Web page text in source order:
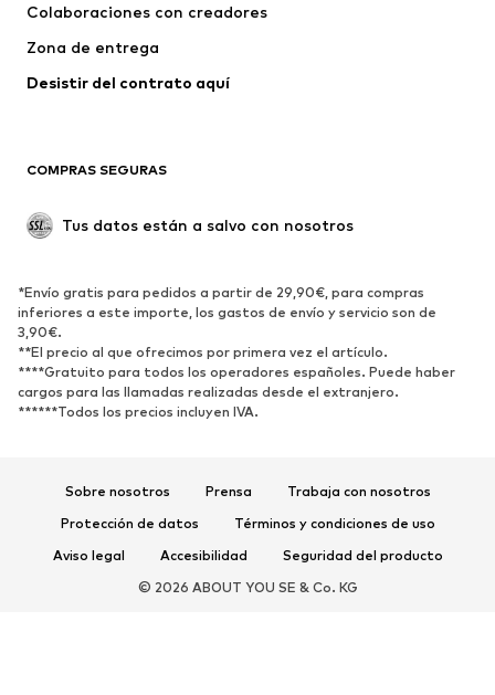
Ropa interior
Jerséis y cárdigans
Trajes y chaquetas
Ropa de baño
Nuevo
Tendencia
Zapatos bajos
Zapatos deportivos
Zapatos abiertos
DEPORTE
Ropa deportiva
Disciplinas deportivas
Complementos deportivos
COMPLEMENTOS
Colaboraciones con creadores
Zona de entrega
Desistir del contrato aquí
COMPRAS SEGURAS
Tus datos están a salvo con nosotros
*Envío gratis para pedidos a partir de 29,90€, para compras
inferiores a este importe, los gastos de envío y servicio son de
3,90€.
**El precio al que ofrecimos por primera vez el artículo.
****Gratuito para todos los operadores españoles. Puede haber
cargos para las llamadas realizadas desde el extranjero.
******Todos los precios incluyen IVA.
Sobre nosotros Prensa
Trabaja con nosotros
Protección de datos
Términos y condiciones de uso
Aviso legal
Accesibilidad
Seguridad del producto
© 2026 ABOUT YOU SE & Co. KG